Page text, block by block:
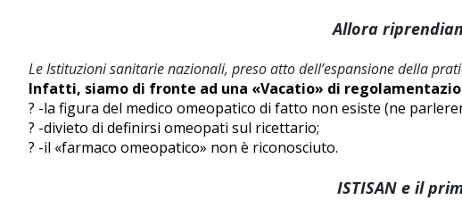
Allora
Le Istituzioni sanitarie nazionali, preso atto dell’espansione della
Infatti, siamo di fronte ad una «Vacatio» di
? -la figura del medico omeopatico di fatto non esiste (ne
? -divieto di definirsi omeopati sul ricettario;
? -il «farmaco omeopatico» non è riconosciuto.
ISTISAN e il